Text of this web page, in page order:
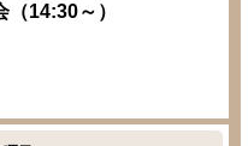
14:30～）